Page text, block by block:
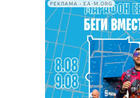
РЕКЛАМА • EA-M.ORG